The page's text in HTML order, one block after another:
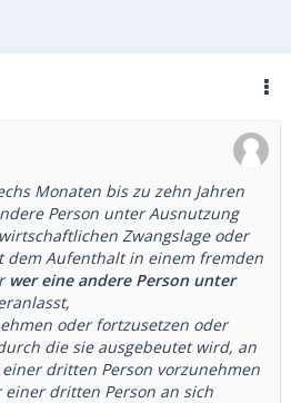
Monaten bis zu zehn Jahren
Person unter Ausnutzung
Zwangslage oder
dem Aufenthalt in einem fremden
wer eine andere Person unter
oder fortzusetzen oder
die sie ausgebeutet wird, an
dritten Person vorzunehmen
dritten Person an sich